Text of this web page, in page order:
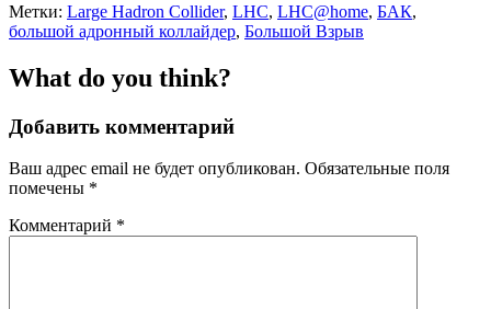
Метки: Large Hadron Collider, LHC, LHC@home, БАК,
большой адронный коллайдер, Большой Взрыв
What do you think?
Добавить комментарий
Ваш адрес email не будет опубликован. Обязательные поля
помечены *
Комментарий *